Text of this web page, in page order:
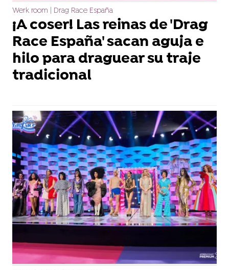
Werk room | Drag Race España
¡A coser! Las reinas de 'Drag
Race España' sacan aguja e
hilo para draguear su traje
tradicional